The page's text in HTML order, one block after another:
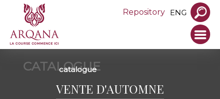
Repository ENG
CATALOGUE
catalogue
VENTE D'AUTOMNE